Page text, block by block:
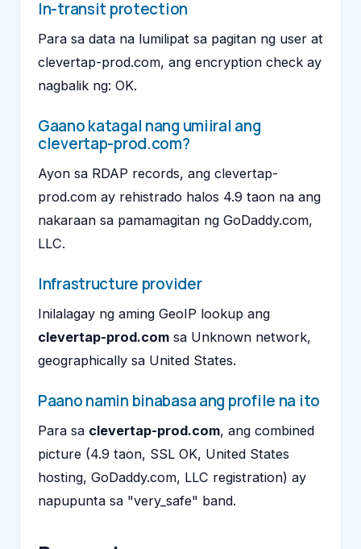
In-transit protection
Para sa data na lumilipat sa pagitan ng user at
clevertap-prod.com, ang encryption check ay
nagbalik ng: OK.
Gaano katagal nang umiiral ang
clevertap-prod.com?
Ayon sa RDAP records, ang clevertap-
prod.com ay rehistrado halos 4.9 taon na ang
nakaraan sa pamamagitan ng GoDaddy.com,
LLC.
Infrastructure provider
Inilalagay ng aming GeoIP lookup ang
clevertap-prod.com sa Unknown network,
geographically sa United States.
Paano namin binabasa ang profile na ito
Para sa clevertap-prod.com, ang combined
picture (4.9 taon, SSL OK, United States
hosting, GoDaddy.com, LLC registration) ay
napupunta sa "very_safe" band.